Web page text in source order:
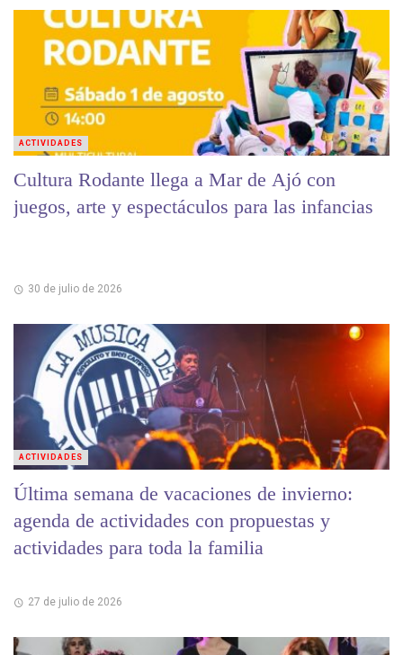
Cultura Rodante llega a Mar de Ajó con
juegos, arte y espectáculos para las infancias
30 de julio de 2026
ACTIVIDADES
Última semana de vacaciones de invierno:
agenda de actividades con propuestas y
actividades para toda la familia
27 de julio de 2026
ACTIVIDADES